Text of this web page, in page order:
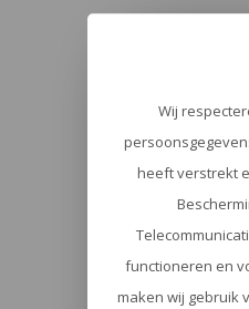
Wij
heeft verstrekt
functioneren en
maken wij gebruik